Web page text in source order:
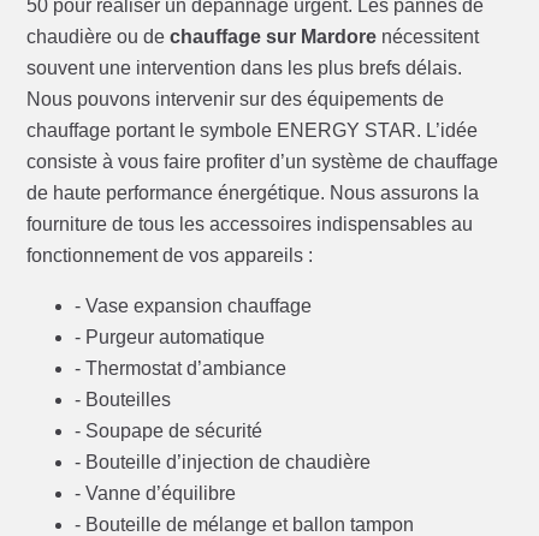
50 pour réaliser un dépannage urgent. Les pannes de
chaudière ou dechauffage sur Mardore nécessitent
souvent une intervention dans les plus brefs délais.
Nous pouvons intervenir sur des équipements de
chauffage portant le symbole ENERGY STAR. L’idée
consiste à vous faire profiter d’un système de chauffage
de haute performance énergétique. Nous assurons la
fourniture de tous les accessoires indispensables au
fonctionnement de vos appareils :
- Vase expansion chauffage
- Purgeur automatique
- Thermostat d’ambiance
- Bouteilles
- Soupape de sécurité
- Bouteille d’injection de chaudière
- Vanne d’équilibre
- Bouteille de mélange et ballon tampon